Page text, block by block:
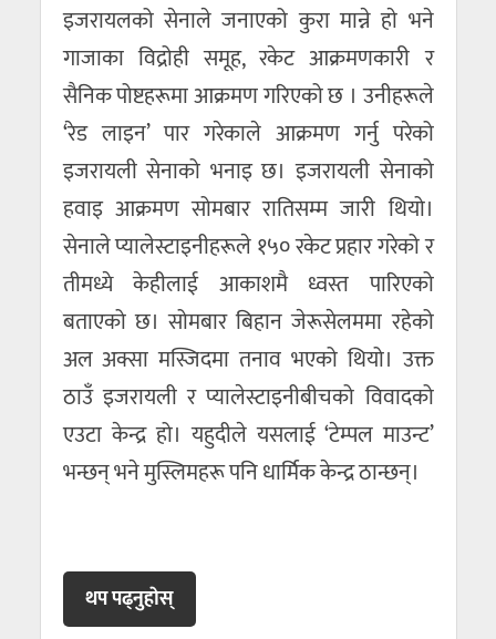
इजरायलको सेनाले जनाएको कुरा मान्ने हाे भने
गाजाका विद्रोही समूह, रकेट आक्रमणकारी र
सैनिक पोष्टहरूमा आक्रमण गरिएको छ । उनीहरूले
‘रेड लाइन’ पार गरेकाले आक्रमण गर्नु परेको
इजरायली सेनाको भनाइ छ। इजरायली सेनाको
हवाइ आक्रमण सोमबार रातिसम्म जारी थियो।
सेनाले प्यालेस्टाइनीहरूले १५० रकेट प्रहार गरेको र
तीमध्ये केहीलाई आकाशमै ध्वस्त पारिएको
बताएको छ। सोमबार बिहान जेरूसेलममा रहेको
अल अक्सा मस्जिदमा तनाव भएको थियो। उक्त
ठाउँ इजरायली र प्यालेस्टाइनीबीचको विवादको
एउटा केन्द्र हो। यहुदीले यसलाई ‘टेम्पल माउन्ट’
भन्छन् भने मुस्लिमहरू पनि धार्मिक केन्द्र ठान्छन्।
थप पढ्नुहाेस्